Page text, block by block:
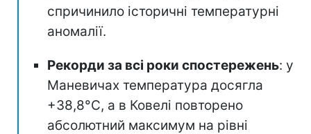
спричинило історичні температурні
аномалії.
Рекорди за всі роки спостережень: у
Маневичах температура досягла
+38,8°С, а в Ковелі повторено
абсолютний максимум на рівні